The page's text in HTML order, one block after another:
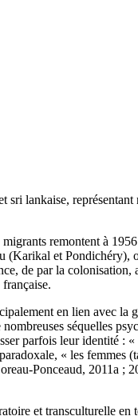
sri lankaise,
remontent à
(Karikal et Pondichéry),
de par la colonisation,
en lien avec la
séquelles
parfois leur identité :
« les femmes
Ponceaud, 2011a ;
et transculturelle en